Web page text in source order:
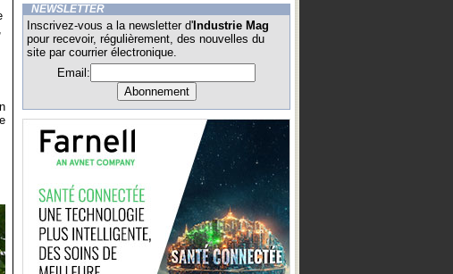
NEWSLETTER
Inscrivez-vous a la newsletter d' Industrie Mag
pour recevoir, régulièrement, des nouvelles du
site par courrier électronique.
Email: